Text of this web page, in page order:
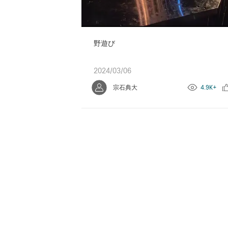
野遊び
2024/03/06
宗石典大 4.9K+